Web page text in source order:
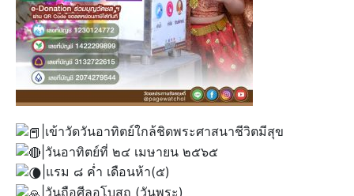
|เข้าวัดวันอาทิตย์ใกล้ชิดพระศาสนาชีวิตมีสุข
|วันอาทิตย์ที่ ๒๔ เมษายน ๒๕๖๕
|แรม ๘ ค่ำ เดือนห้า(๕)
|วันถือศีลอุโบสถ (วันพระ)